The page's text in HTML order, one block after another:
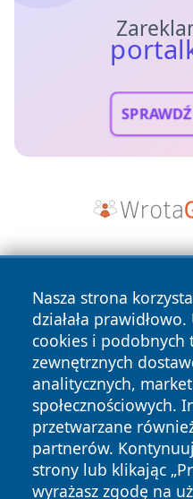
Nasza strona
działała
cookies i
zewnętrznych
analitycznych,
społecznościowych.
przetwarzane
partnerów.
strony lub klikając
wyrażasz zgodę na
Copyright © 2026
zastrzeżone.
News Autorzy